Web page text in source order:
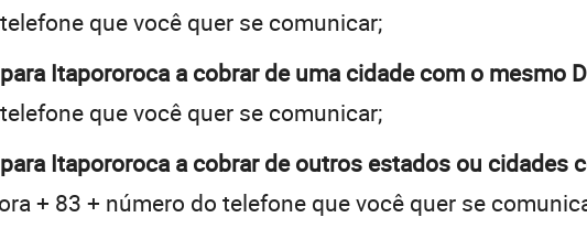
que você quer se comunicar;
Itapororoca a cobrar de uma cidade com o mesmo
que você quer se comunicar;
Itapororoca a cobrar de outros estados ou cidades
+ 83 + número do telefone que você quer se